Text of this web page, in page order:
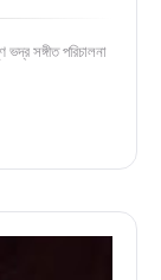
ভদ্র সঙ্গীত পরিচালনা